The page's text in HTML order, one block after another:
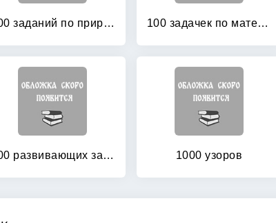
100 заданий по природоведению: Рабочая тетрадь для учащихся 3-го класса четырехлетней начальной школы 100 задачек по математике: Рабочая тетрадь для детей 5-6 лет
100 развивающих заданий для мальчиков 1000 узоров